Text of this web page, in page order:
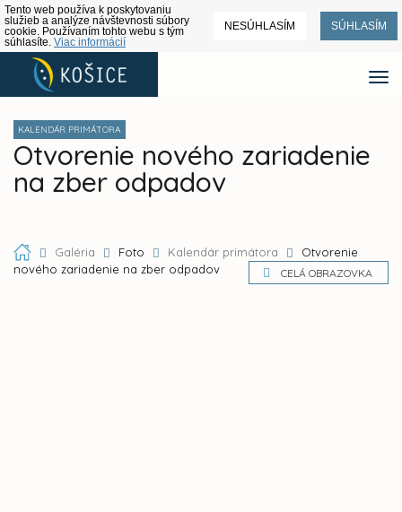
Tento web používa k poskytovaniu
služieb a analýze návštevnosti súbory
cookie. Používaním tohto webu s tým
súhlasíte. Viac informácií
NESÚHLASÍM SÚHLASÍM
KALENDÁR PRIMÁTORA
Otvorenie nového zariadenie
na zber odpadov
Galéria Foto Kalendár primátora
Otvorenie
nového zariadenie na zber odpadov
CELÁ OBRAZOVKA